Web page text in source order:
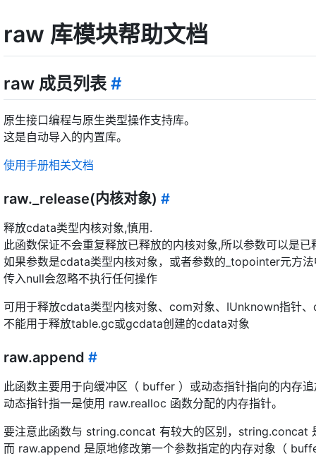
raw 库模块帮助文档
raw 成员列表 #
原生接口编程与原生类型操作支持库。
这是自动导入的内置库。
使用手册相关文档
raw._release(内核对象) #
释放cdata类型内核对象,慎用.
此函数保证不会重复释放已释放的内核对象,所以参数可以是已
如果参数是cdata类型内核对象，或者参数的_topointer元方
传入null会忽略不执行任何操作
可用于释放cdata类型内核对象、com对象、IUnknown指针
不能用于释放table.gc或gcdata创建的cdata对象
raw.append #
此函数主要用于向缓冲区（ buffer ）或动态指针指向的内存
动态指针指一是使用 raw.realloc 函数分配的内存指针。
要注意此函数与 string.concat 有较大的区别，string.concat
而 raw.append 是原地修改第一个参数指定的内存对象（